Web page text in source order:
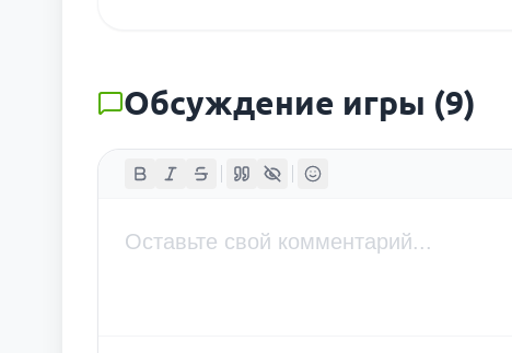
Обсуждение игры (9)